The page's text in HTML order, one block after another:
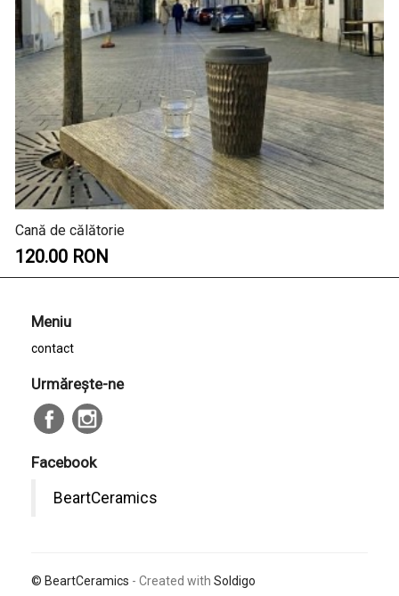
Cană de călătorie
120.00 RON
Meniu
contact
Urmăreşte-ne
Facebook
BeartCeramics
© BeartCeramics - Created with Soldigo